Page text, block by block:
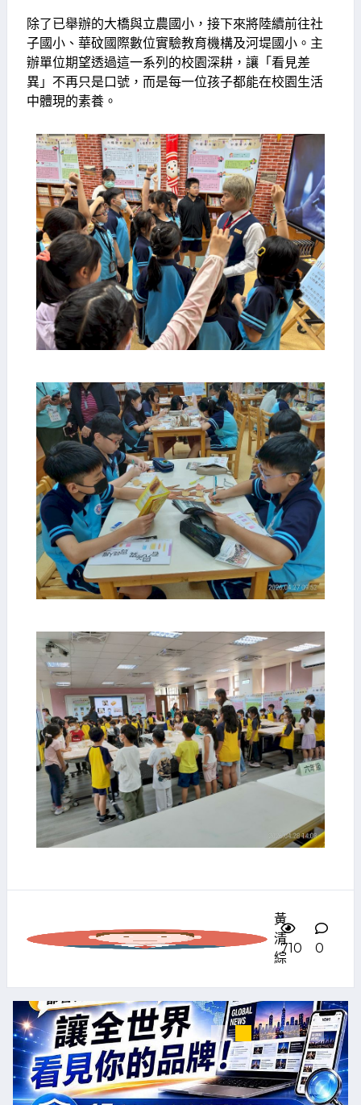
除了已舉辦的大橋與立農國小，接下來將陸續前往社
子國小、華砇國際數位實驗教育機構及河堤國小。主
辦單位期望透過這一系列的校園深耕，讓「看見差
異」不再只是口號，而是每一位孩子都能在校園生活
中體現的素養。
黃
清
綜
710 0